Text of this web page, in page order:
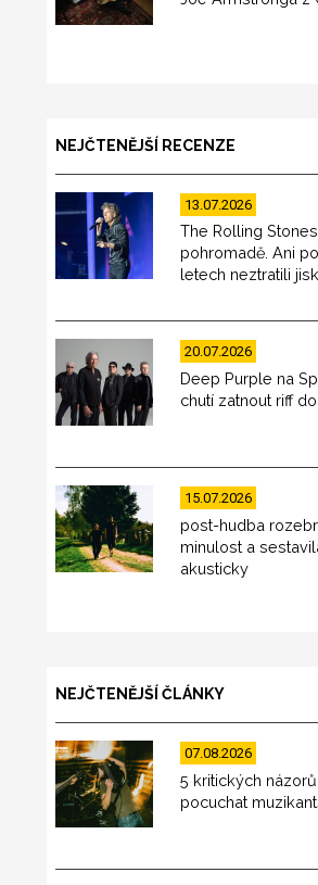
NEJČTENĚJŠÍ RECENZE
13.07.2026
The Rolling
pohromadě. Ani
letech neztratili
20.07.2026
Deep Purple na
chutí zatnout riff
15.07.2026
post-hudba
minulost a
akusticky
NEJČTENĚJŠÍ ČLÁNKY
07.08.2026
5 kritických
pocuchat